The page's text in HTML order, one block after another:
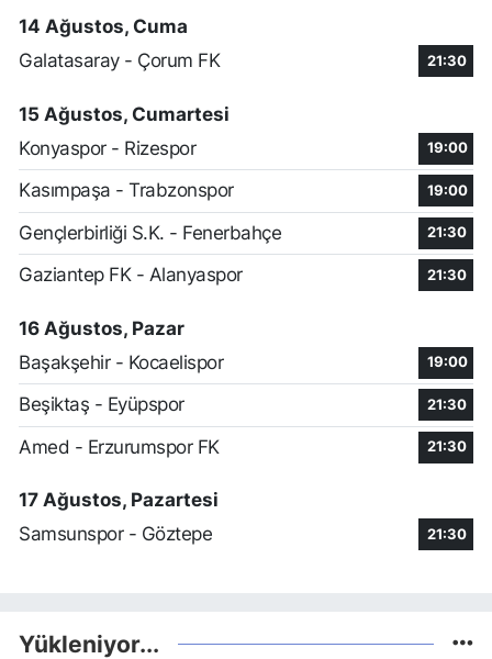
14 Ağustos, Cuma
Galatasaray - Çorum FK
21:30
15 Ağustos, Cumartesi
Konyaspor - Rizespor
19:00
Kasımpaşa - Trabzonspor 19:00
Gençlerbirliği S.K. - Fenerbahçe 21:30
Gaziantep FK - Alanyaspor 21:30
16 Ağustos, Pazar
Başakşehir - Kocaelispor
19:00
Beşiktaş - Eyüpspor 21:30
Amed - Erzurumspor FK 21:30
17 Ağustos, Pazartesi
Samsunspor - Göztepe
21:30
Yükleniyor...